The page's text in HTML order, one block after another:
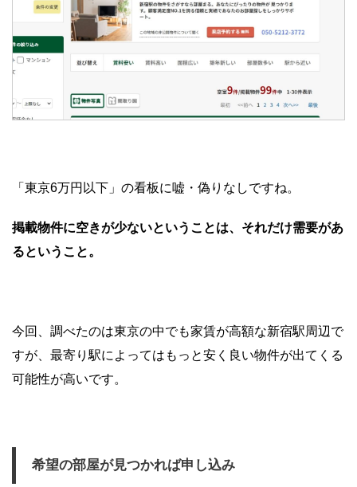
「東京6万円以下」の看板に嘘・偽りなしですね。
掲載物件に空きが少ないということは、それだけ需要があ
るということ。
今回、調べたのは東京の中でも家賃が高額な新宿駅周辺で
すが、最寄り駅によってはもっと安く良い物件が出てくる
可能性が高いです。
希望の部屋が見つかれば申し込み